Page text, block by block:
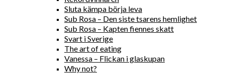
Sluta kämpa börja leva
Sub Rosa – Den siste tsarens hemlighet
Sub Rosa – Kapten fiennes skatt
Svart i Sverige
The art of eating
Vanessa – Flickan i glaskupan
Why not?